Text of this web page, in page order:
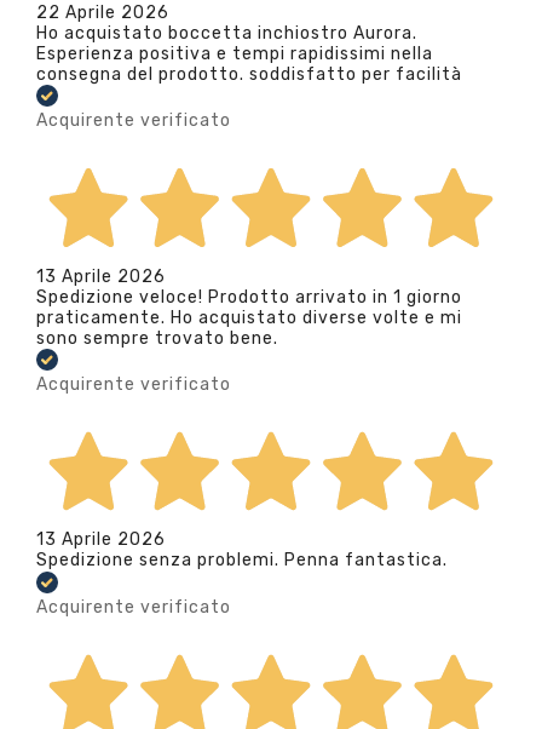
22 Aprile 2026
Ho acquistato boccetta inchiostro Aurora.
Esperienza positiva e tempi rapidissimi nella
consegna del prodotto. soddisfatto per facilità
Acquirente verificato
13 Aprile 2026
Spedizione veloce! Prodotto arrivato in 1 giorno
praticamente. Ho acquistato diverse volte e mi
sono sempre trovato bene.
Acquirente verificato
13 Aprile 2026
Spedizione senza problemi. Penna fantastica.
Acquirente verificato